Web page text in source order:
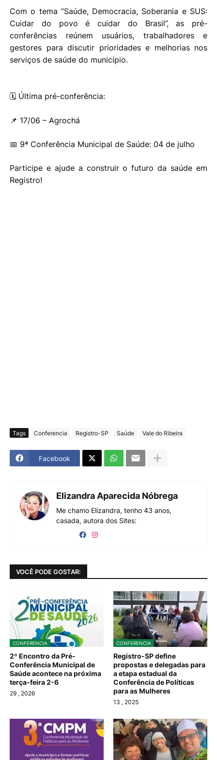
Com o tema “Saúde, Democracia, Soberania e SUS:
Cuidar do povo é cuidar do Brasil”, as pré-
conferências reúnem usuários, trabalhadores e
gestores para discutir prioridades e melhorias nos
serviços de saúde do município.
🗓️ Última pré-conferência:
📌 17/06 – Agrochá
📅 9ª Conferência Municipal de Saúde: 04 de julho
Participe e ajude a construir o futuro da saúde em
Registro!
Tags Conferencia Registro-SP Saúde Vale do Ribeira
Facebook
Elizandra Aparecida Nóbrega
Me chamo Elizandra, tenho 43 anos,
casada, autora dos Sites:
VOCÊ PODE GOSTAR:
CONFERENCIA
2º Encontro da Pré-
Conferência Municipal de
Saúde acontece na próxima
terça-feira 2-6
29 , 2026
CONFERENCIA
Registro-SP define
propostas e delegadas para
a etapa estadual da
Conferência de Políticas
para as Mulheres
13 , 2025